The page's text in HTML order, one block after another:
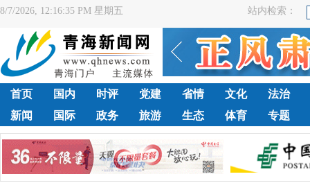
8/7/2026, 12:16:36 PM 星期五 站内检索：
首页 国内 时评 党建 省情 文化
法治
新闻
国际 政务 旅游 生态 体育 专题